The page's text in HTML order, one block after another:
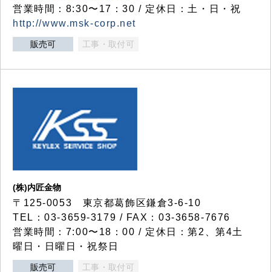
営業時間：8:30〜17：30 / 定休日：土・日・祝
http://www.msk-corp.net
販売可 工事・取付可
(株)内匠金物
〒125-0053 東京都葛飾区鎌倉3-6-10
TEL：03-3659-3179 / FAX：03-3658-7676
営業時間：7:00〜18：00 / 定休日：第2、第4土
曜日・日曜日・祝祭日
販売可 工事・取付可